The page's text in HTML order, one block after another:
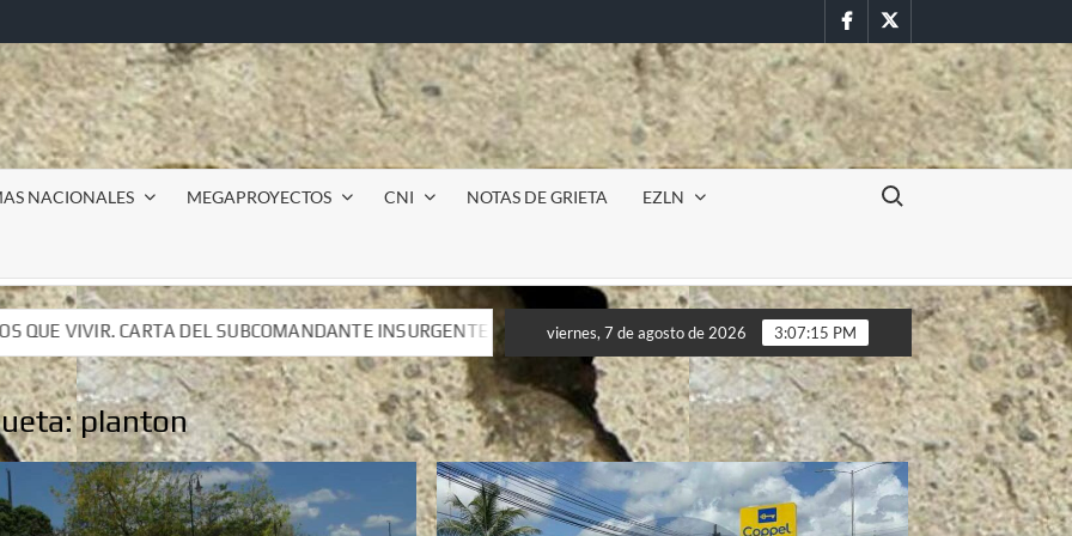
FacebookTwitter
NACIONALES MEGAPROYECTOS CNI NOTAS DE GRIETA EZLN
Buscar:
INSURGENTE MOISÉS A LUIS DE TAVIRA
Incursión militar en la UAEM (Morelos) durante paro estudiantil
INSURGENTE MOISÉS A LUIS DE TAVIRA
Incursión militar en la UAEM (Morelos) durante paro estudiantil
viernes, 7 de agosto de 2026 3:07:17 PM
planton